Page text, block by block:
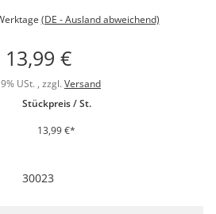
(DE - Ausland abweichend)
13,99 €
USt. , zzgl. Versand
Stückpreis / St.
13,99 €*
30023